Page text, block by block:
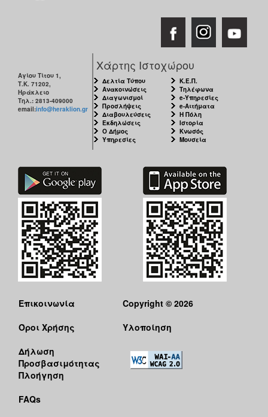
Αγίου Τίτου 1,
Τ.Κ. 71202,
Ηράκλειο
Τηλ.: 2813-409000
email:info@heraklion.gr
Χάρτης Ιστοχώρου
Δελτία Τύπου
Ανακοινώσεις
Διαγωνισμοί
Προσλήψεις
Διαβουλεύσεις
Εκδηλώσεις
Ο Δήμος
Υπηρεσίες
Κ.Ε.Π.
Τηλέφωνα
e-Υπηρεσίες
e-Αιτήματα
Η Πόλη
Ιστορία
Κνωσός
Μουσεία
Επικοινωνία
Όροι Χρήσης
Δήλωση
Προσβασιμότητας
Πλοήγηση
FAQs
Copyright © 2026
Υλοποίηση